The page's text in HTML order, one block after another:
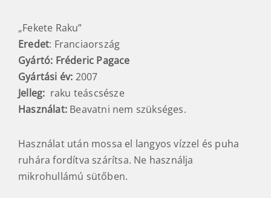
„Fekete Raku”
Eredet: Franciaország
Gyártó: Fréderic Pagace
Gyártási év: 2007
Jelleg: raku teáscsésze
Használat: Beavatni nem szükséges.
Használat után mossa el langyos vízzel és puha
ruhára fordítva szárítsa. Ne használja
mikrohullámú sütőben.